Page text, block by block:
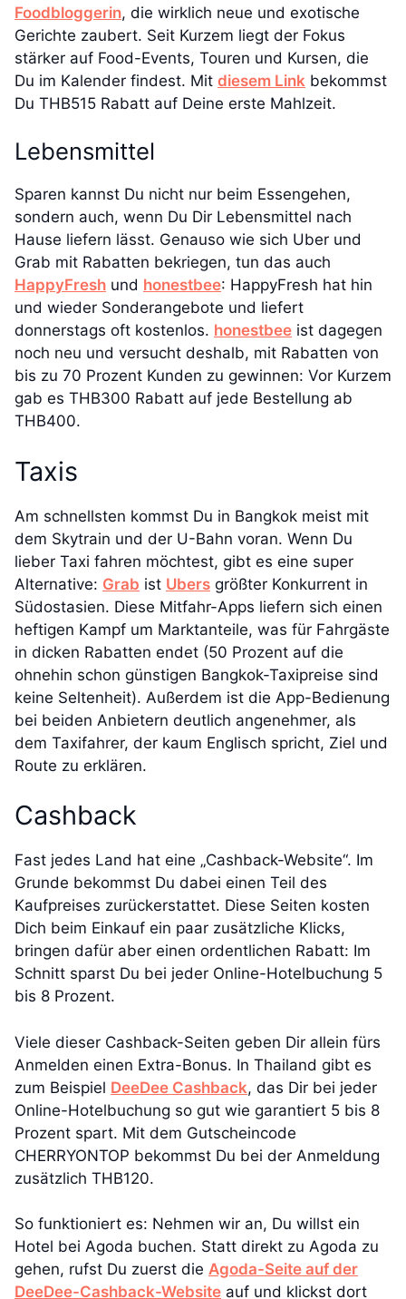
Foodbloggerin, die wirklich neue und exotische
Gerichte zaubert. Seit Kurzem liegt der Fokus
stärker auf Food-Events, Touren und Kursen, die
Du im Kalender findest. Mit diesem Link bekommst
Du THB515 Rabatt auf Deine erste Mahlzeit.
Lebensmittel
Sparen kannst Du nicht nur beim Essengehen,
sondern auch, wenn Du Dir Lebensmittel nach
Hause liefern lässt. Genauso wie sich Uber und
Grab mit Rabatten bekriegen, tun das auch
HappyFresh und honestbee: HappyFresh hat hin
und wieder Sonderangebote und liefert
donnerstags oft kostenlos. honestbee ist dagegen
noch neu und versucht deshalb, mit Rabatten von
bis zu 70 Prozent Kunden zu gewinnen: Vor Kurzem
gab es THB300 Rabatt auf jede Bestellung ab
THB400.
Taxis
Am schnellsten kommst Du in Bangkok meist mit
dem Skytrain und der U-Bahn voran. Wenn Du
lieber Taxi fahren möchtest, gibt es eine super
Alternative: Grab ist Ubers größter Konkurrent in
Südostasien. Diese Mitfahr-Apps liefern sich einen
heftigen Kampf um Marktanteile, was für Fahrgäste
in dicken Rabatten endet (50 Prozent auf die
ohnehin schon günstigen Bangkok-Taxipreise sind
keine Seltenheit). Außerdem ist die App-Bedienung
bei beiden Anbietern deutlich angenehmer, als
dem Taxifahrer, der kaum Englisch spricht, Ziel und
Route zu erklären.
Cashback
Fast jedes Land hat eine „Cashback-Website“. Im
Grunde bekommst Du dabei einen Teil des
Kaufpreises zurückerstattet. Diese Seiten kosten
Dich beim Einkauf ein paar zusätzliche Klicks,
bringen dafür aber einen ordentlichen Rabatt: Im
Schnitt sparst Du bei jeder Online-Hotelbuchung 5
bis 8 Prozent.
Viele dieser Cashback-Seiten geben Dir allein fürs
Anmelden einen Extra-Bonus. In Thailand gibt es
zum Beispiel DeeDee Cashback, das Dir bei jeder
Online-Hotelbuchung so gut wie garantiert 5 bis 8
Prozent spart. Mit dem Gutscheincode
CHERRYONTOP bekommst Du bei der Anmeldung
zusätzlich THB120.
So funktioniert es: Nehmen wir an, Du willst ein
Hotel bei Agoda buchen. Statt direkt zu Agoda zu
gehen, rufst Du zuerst die Agoda-Seite auf der
DeeDee-Cashback-Website auf und klickst dort